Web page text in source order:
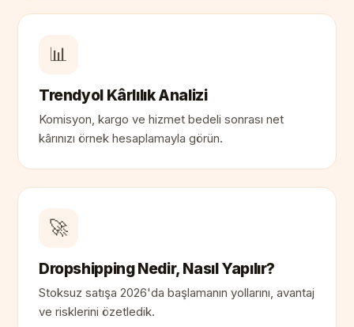
📊
Trendyol Kârlılık Analizi
Komisyon, kargo ve hizmet bedeli sonrası net
kârınızı örnek hesaplamayla görün.
🚀
Dropshipping Nedir, Nasıl Yapılır?
Stoksuz satışa 2026'da başlamanın yollarını, avantaj
ve risklerini özetledik.